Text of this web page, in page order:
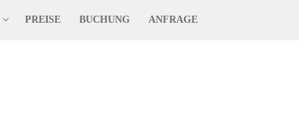
PREISE BUCHUNG ANFRAGE